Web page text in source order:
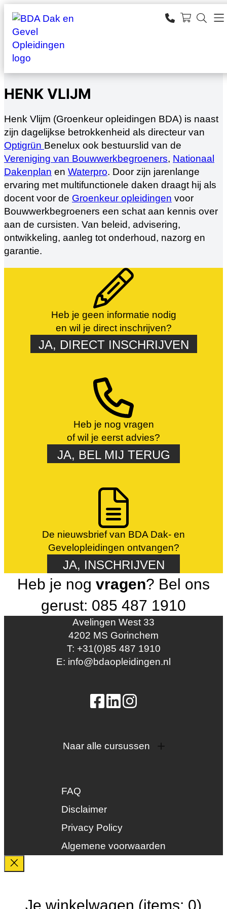
Ga
naar
de
inhoud
SEARCH
HENK VLIJM
Henk Vlijm (Groenkeur opleidingen BDA) is naast
zijn dagelijkse betrokkenheid als directeur van
Optigrün Benelux ook bestuurslid van de
Vereniging van Bouwwerkbegroeners, Nationaal
Dakenplan en Waterpro. Door zijn jarenlange
ervaring met multifunctionele daken draagt hij als
docent voor de Groenkeur opleidingen voor
Bouwwerkbegroeners een schat aan kennis over
aan de cursisten. Van beleid, advisering,
ontwikkeling, aanleg tot onderhoud, nazorg en
garantie.
Heb je geen informatie nodig
en wil je direct inschrijven?
JA, DIRECT INSCHRIJVEN
Heb je nog vragen
of wil je eerst advies?
JA, BEL MIJ TERUG
De nieuwsbrief van BDA Dak- en
Gevelopleidingen ontvangen?
JA, INSCHRIJVEN
Heb je nog vragen? Bel ons
gerust: 085 487 1910
Avelingen West 33
4202 MS Gorinchem
T: +31(0)85 487 1910
E: info@bdaopleidingen.nl
Naar alle cursussen
Zonne-energie
Duurzaamheid
Veiligheid
FAQ
Disclaimer
Privacy Policy
Algemene voorwaarden
Je winkelwagen (items: 0)